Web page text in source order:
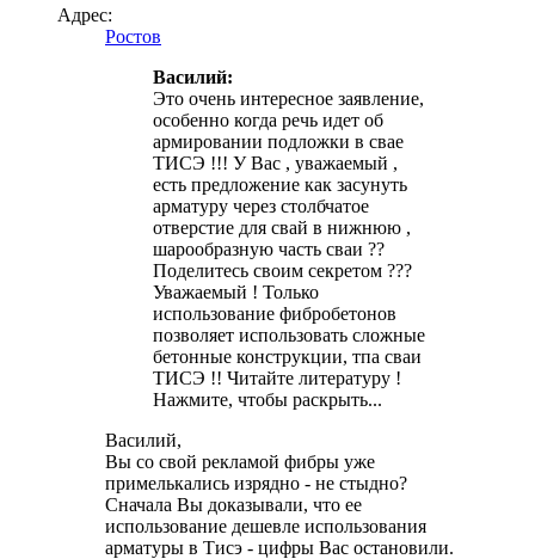
Адрес:
Ростов
Василий:
Это очень интересное заявление,
особенно когда речь идет об
армировании подложки в свае
ТИСЭ !!! У Вас , уважаемый ,
есть предложение как засунуть
арматуру через столбчатое
отверстие для свай в нижнюю ,
шарообразную часть сваи ??
Поделитесь своим секретом ???
Уважаемый ! Только
использование фибробетонов
позволяет использовать сложные
бетонные конструкции, тпа сваи
ТИСЭ !! Читайте литературу !
Нажмите, чтобы раскрыть...
Василий,
Вы со свой рекламой фибры уже
примелькались изрядно - не стыдно?
Сначала Вы доказывали, что ее
использование дешевле использования
арматуры в Тисэ - цифры Вас остановили.